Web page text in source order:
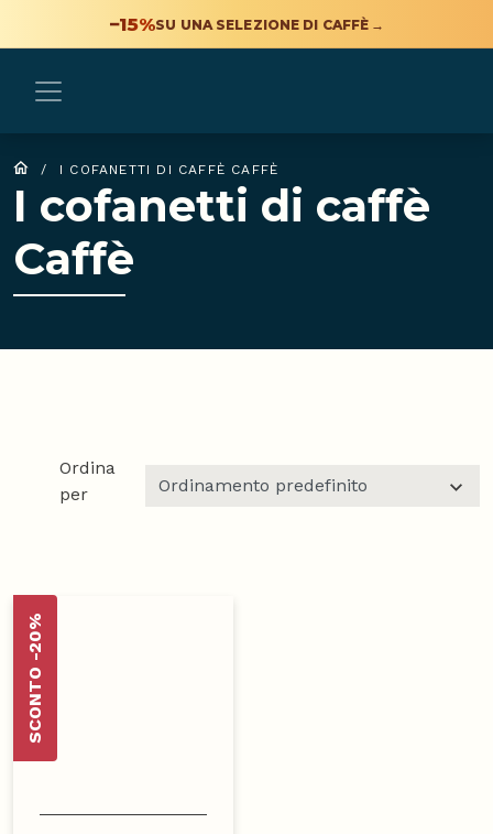
−15%SU UNA SELEZIONE DI CAFFÈ →
/ I COFANETTI DI CAFFÈ CAFFÈ
I cofanetti di caffè
Caffè
Ordina
per
SCONTO -20%